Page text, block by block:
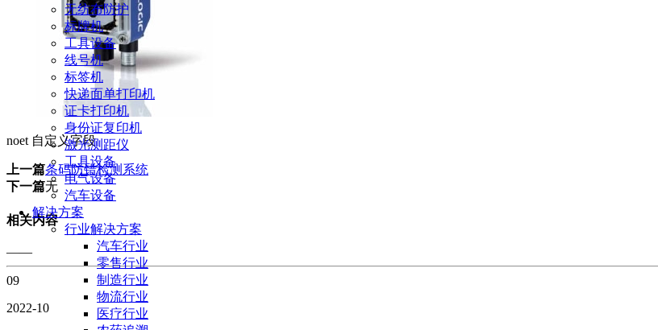
无纺布防护
标牌机
工具设备
线号机
标签机
快递面单打印机
证卡打印机
身份证复印机
激光测距仪
工具设备
电气设备
汽车设备
解决方案
行业解决方案
汽车行业
零售行业
制造行业
物流行业
医疗行业
noet 自定义字段
上一篇条码防错检测系统
下一篇无
相关内容
——
09
2022-10